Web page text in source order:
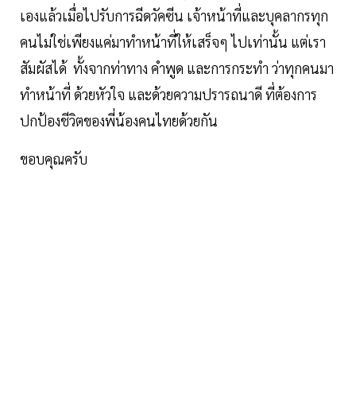
เองแล้วเมื่อไปรับการฉีดวัคซีน เจ้าหน้าที่และบุคลากรทุก
คนไม่ใช่เพียงแค่มาทำหน้าที่ให้เสร็จๆ ไปเท่านั้น แต่เรา
สัมผัสได้ ทั้งจากท่าทาง คำพูด และการกระทำ ว่าทุกคนมา
ทำหน้าที่ ด้วยหัวใจ และด้วยความปรารถนาดี ที่ต้องการ
ปกป้องชีวิตของพี่น้องคนไทยด้วยกัน
ขอบคุณครับ